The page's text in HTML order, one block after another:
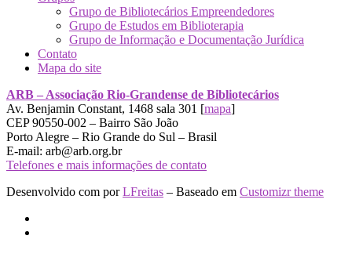
Grupo de Bibliotecários Empreendedores
Grupo de Estudos em Biblioterapia
Grupo de Informação e Documentação Jurídica
Contato
Mapa do site
ARB – Associação Rio-Grandense de Bibliotecários
Av. Benjamin Constant, 1468 sala 301 [mapa]
CEP 90550-002 – Bairro São João
Porto Alegre – Rio Grande do Sul – Brasil
E-mail: arb@arb.org.br
Telefones e mais informações de contato
Desenvolvido com porLFreitas – Baseado em Customizr theme